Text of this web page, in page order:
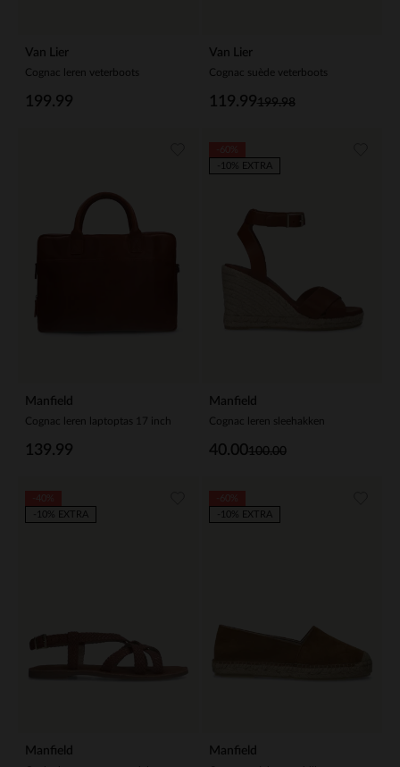
Van Lier
Cognac leren veterboots
199.99
Van Lier
Cognac suède veterboots
199.98
119.99
Manfield
Cognac leren laptoptas 17 inch
139.99
Manfield
Cognac leren sleehakken
100.00
40.00
-10% EXTRA
Manfield
-10% EXTRA
Manfield
-10% EXTRA